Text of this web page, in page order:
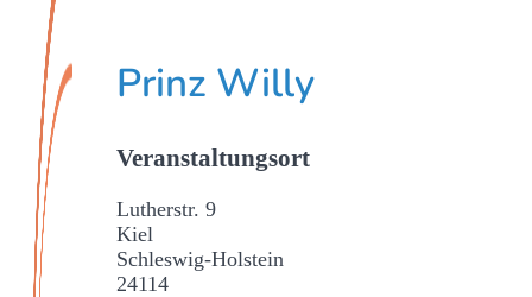
Prinz Willy
Veranstaltungsort
Lutherstr. 9
Kiel
Schleswig-Holstein
24114